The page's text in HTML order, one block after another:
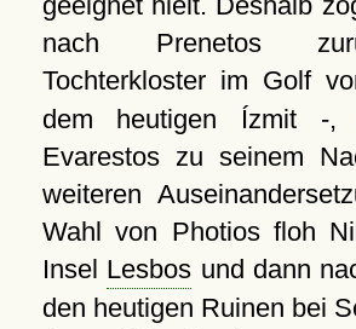
nach Prenetos
Tochterkloster im Golf
dem heutigen Ízmit -,
Evarestos zu seinem
weiteren
Wahl von Photios floh
Insel Lesbos und dann
den heutigen Ruinen bei